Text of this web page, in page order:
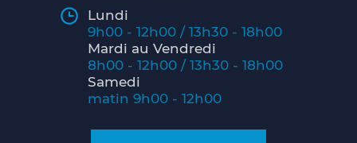
Lundi
9h00 - 12h00 / 13h30 - 18h00
Mardi au Vendredi
8h00 - 12h00 / 13h30 - 18h00
Samedi
matin 9h00 - 12h00